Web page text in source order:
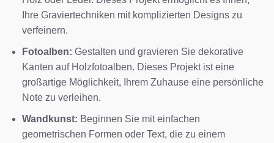
Ihre Graviertechniken mit komplizierten Designs zu
verfeinern.
Fotoalben: Gestalten und gravieren Sie dekorative
Kanten auf Holzfotoalben. Dieses Projekt ist eine
großartige Möglichkeit, Ihrem Zuhause eine persönliche
Note zu verleihen.
Wandkunst: Beginnen Sie mit einfachen
geometrischen Formen oder Text, die zu einem